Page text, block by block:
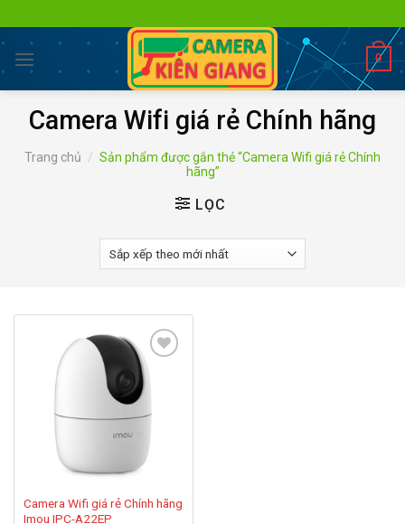
to
content
0
Camera Wifi giá rẻ Chính hãng
Trang chủ / Sản phẩm được gắn thẻ “Camera Wifi giá rẻ Chính
hãng”
LỌC
Add to
wishlist
Camera Wifi giá rẻ Chính hãng
Imou IPC-A22EP